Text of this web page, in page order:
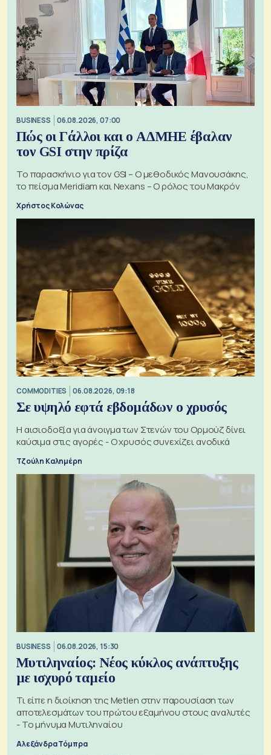
BUSINESS 06.08.2026, 07:00
Πώς οι Γάλλοι και ο ΑΔΜΗΕ έβαλαν
τον GSI στην πρίζα
Το παρασκήνιο για τον GSI – Ο μεθοδικός Μανουσάκης,
το πείσμα Meridiam και Nexans – Ο ρόλος του Μακρόν
Χρήστος Κολώνας
COMMODITIES 06.08.2026, 09:18
Σε υψηλό εφτά εβδομάδων ο χρυσός
Η αισιοδοξία για άνοιγμα των Στενών του Ορμούζ δίνει
καύσιμα στις αγορές - Ο χρυσός συνεχίζει ανοδικά
Τζούλη Καλημέρη
BUSINESS 06.08.2026, 15:30
Μυτιληναίος: Νέος κύκλος ανάπτυξης
με ισχυρό ταμείο
Τι είπε η διοίκηση της Metlen στην παρουσίαση των
αποτελεσμάτων του πρώτου εξαμήνου στους αναλυτές
- Το μήνυμα Μυτιληναίου
Αλεξάνδρα Τόμπρα